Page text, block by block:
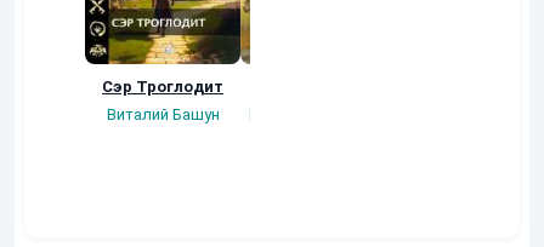
Сэр Троглодит
Виталий Башун
Плотников Сергей